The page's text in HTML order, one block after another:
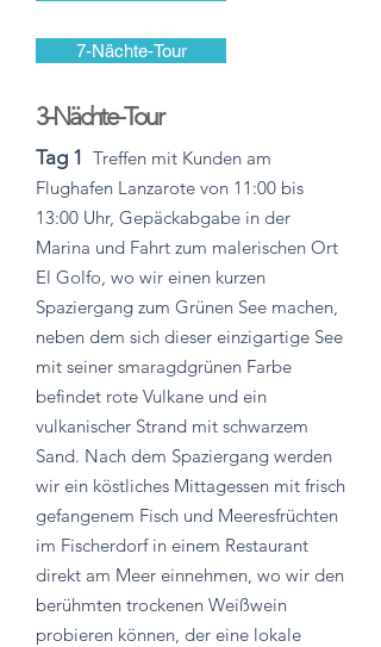
7-Nächte-Tour
3-Nächte-Tour
Tag 1 Treffen mit Kunden am
Flughafen Lanzarote von 11:00 bis
13:00 Uhr, Gepäckabgabe in der
Marina und Fahrt zum malerischen Ort
El Golfo, wo wir einen kurzen
Spaziergang zum Grünen See machen,
neben dem sich dieser einzigartige See
mit seiner smaragdgrünen Farbe
befindet rote Vulkane und ein
vulkanischer Strand mit schwarzem
Sand. Nach dem Spaziergang werden
wir ein köstliches Mittagessen mit frisch
gefangenem Fisch und Meeresfrüchten
im Fischerdorf in einem Restaurant
direkt am Meer einnehmen, wo wir den
berühmten trockenen Weißwein
probieren können, der eine lokale